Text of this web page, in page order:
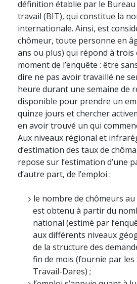
définition établie par le
travail (BIT), qui constitue la
internationale. Ainsi, est
chômeur, toute personne en
ans ou plus) qui répond à trois
moment de l’enquête : être
dire ne pas avoir travaillé ne
heure durant une semaine de
disponible pour prendre un
quinze jours et chercher
en avoir trouvé un qui
Aux niveaux régional et
d’estimation des taux de
repose sur l’estimation d’une
d’autre part, de l’emploi :
le nombre de chômeurs
est obtenu à partir du
national (estimé par
aux différents niveaux
de la structure des
fin de mois (fournie par les
Travail-Dares) ;